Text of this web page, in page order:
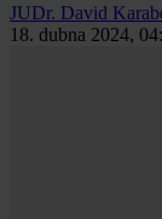
JUDr. David
18. dubna 2024,